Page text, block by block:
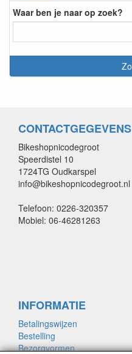
Waar ben je naar op zoek?
CONTACTGEGEVENS
Bikeshopnicodegroot
Speerdistel 10
1724TG Oudkarspel
info@bikeshopnicodegroot.nl
Telefoon: 0226-320357
Mobiel: 06-46281263
INFORMATIE
Betalingswijzen
Bestelling
Bezorgvormen